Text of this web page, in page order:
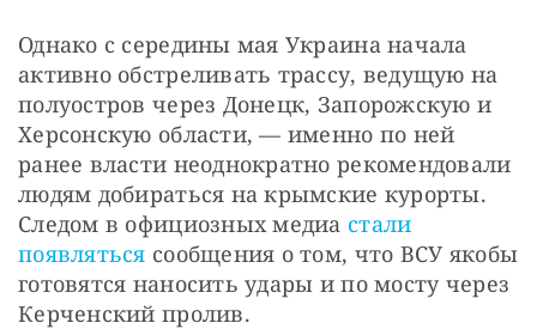
Однако с середины мая Украина начала
активно обстреливать трассу, ведущую на
полуостров через Донецк, Запорожскую и
Херсонскую области, — именно по ней
ранее власти неоднократно рекомендовали
людям добираться на крымские курорты.
Следом в официозных медиа стали
появляться сообщения о том, что ВСУ якобы
готовятся наносить удары и по мосту через
Керченский пролив.